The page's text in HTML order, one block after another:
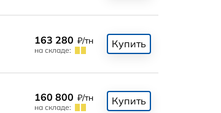
163 280 ₽/тн
на складе:
Купить
160 800 ₽/тн
на складе:
Купить